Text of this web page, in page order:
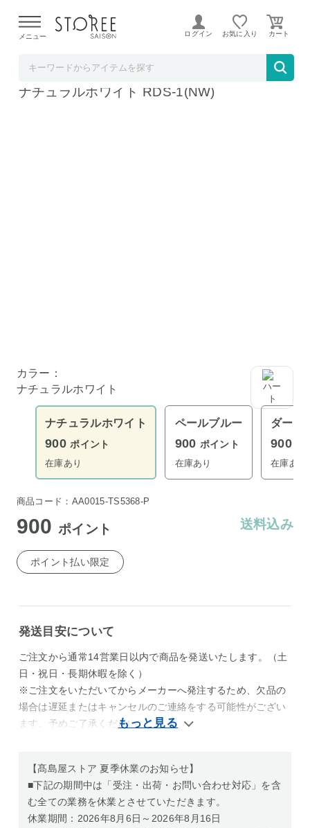
よる配送遅延が発生しております。
メニュー ログイン お気に入り
レコルト 充電式オートディスペンサー泡用
ナチュラルホワイト RDS-1(NW)
カラー：
ナチュラルホワイト
ナチュラルホワイト
900 ポイント
在庫あり
ペールブルー
900 ポイント
在庫あり
ダーク
900
在庫あり
商品コード：AA0015-TS5368-P
900ポイント 送料込み
ポイント払い限定
発送目安について
ご注文から通常14営業日以内で商品を発送いたします。（土
日・祝日・長期休暇を除く）
※ご注文をいただいてからメーカーへ発注するため、欠品の
場合は遅延またはキャンセルのご連絡をする可能性がござい
ます。予めご了承ください。
【髙島屋ストア 夏季休業のお知らせ】
■下記の期間中は「受注・出荷・お問い合わせ対応」を含
む全ての業務を休業とさせていただきます。
休業期間：2026年8月6日～2026年8月16日